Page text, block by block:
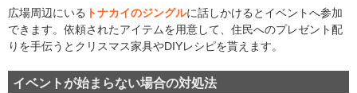
広場周辺にいる トナカイのジングルに話しかけるとイベントへ参加
できます。依頼されたアイテムを用意して、住民へのプレゼント配
りを手伝うとクリスマス家具やDIYレシピを貰えます。
イベントが始まらない場合の対処法